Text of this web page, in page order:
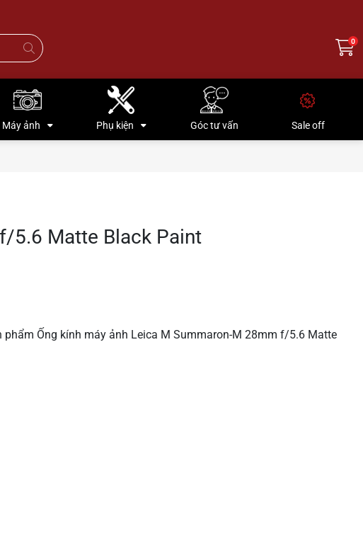
0
Máy ảnh Phụ kiện Góc tư vấn Sale off
5.6 Matte Black Paint
phẩm Ống kính máy ảnh Leica M Summaron-M 28mm f/5.6 Matte